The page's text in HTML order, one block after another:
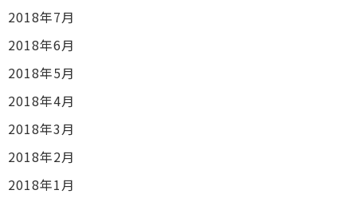
2018年7月
2018年6月
2018年5月
2018年4月
2018年3月
2018年2月
2018年1月